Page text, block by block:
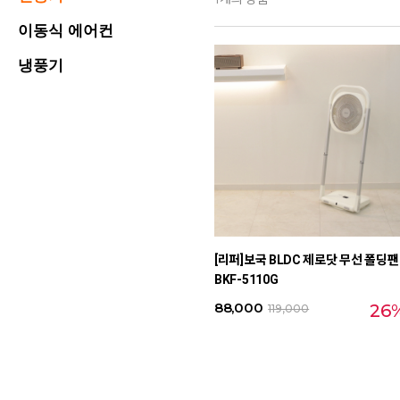
이동식 에어컨
냉풍기
[리퍼]보국 BLDC 제로닷 무선 폴딩팬
BKF-5110G
88,000 119,000